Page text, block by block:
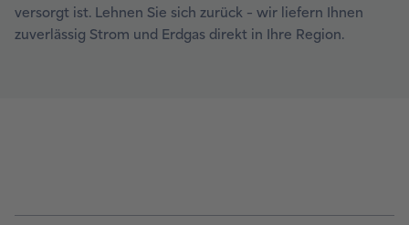
versorgt ist. Lehnen Sie sich zurück – wir liefern Ihnen
zuverlässig Strom und Erdgas direkt in Ihre Region.